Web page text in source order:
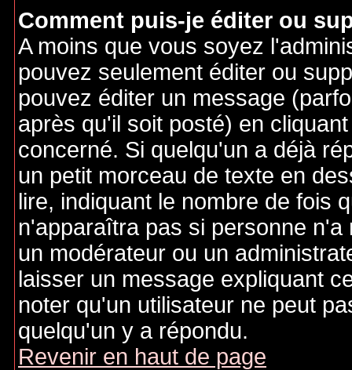
Comment puis-je éditer ou
A moins que vous soyez
pouvez seulement éditer ou
pouvez éditer un message
après qu'il soit posté) en
concerné. Si quelqu'un a déjà
un petit morceau de texte en
lire, indiquant le nombre de fois
n'apparaîtra pas si personne
un modérateur ou un
laisser un message expliquant
noter qu'un utilisateur ne peut
quelqu'un y a répondu.
Revenir en haut de page